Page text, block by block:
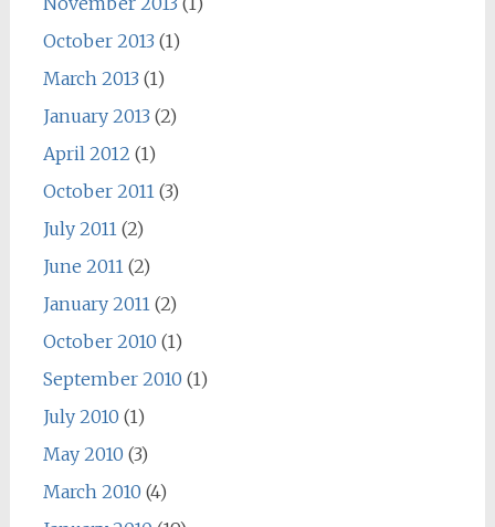
October 2013 (1)
March 2013 (1)
January 2013 (2)
April 2012 (1)
October 2011(3)
July 2011(2)
June 2011(2)
January 2011(2)
October 2010 (1)
September 2010 (1)
July 2010 (1)
May 2010 (3)
March 2010 (4)